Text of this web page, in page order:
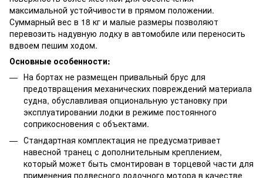
максимальной устойчивости в прямом положении.
Суммарный вес в 18 кг и малые размеры позволяют
перевозить надувную лодку в автомобиле или переносить
вдвоем пешим ходом.
Основные особенности:
На бортах не размещен привальный брус для
предотвращения механических повреждений материала
судна, обуславливая опциональную установку при
эксплуатировании лодки в режиме постоянного
соприкосновения с объектами.
Стандартная комплектация не предусматривает
навесной транец с дополнительным креплением,
который может быть смонтирован в торцевой части для
применения подвесного лодочного мотора в качестве